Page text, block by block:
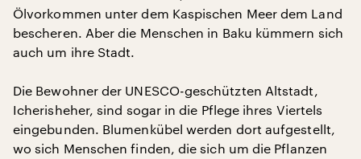
Ölvorkommen unter dem Kaspischen Meer dem Land
bescheren. Aber die Menschen in Baku kümmern sich
auch um ihre Stadt.
Die Bewohner der UNESCO-geschützten Altstadt,
Icherisheher, sind sogar in die Pflege ihres Viertels
eingebunden. Blumenkübel werden dort aufgestellt,
wo sich Menschen finden, die sich um die Pflanzen